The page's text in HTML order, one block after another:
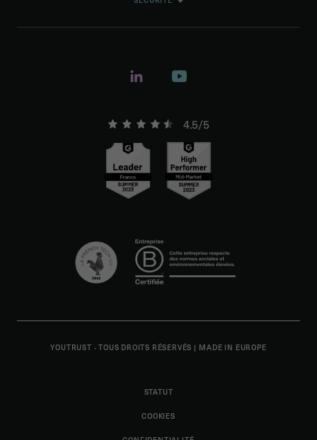
4.5/5
YOUTRUST - TOUS DROITS RÉSERVÉS | MADE IN EUROPE
STATUT
COOKIES